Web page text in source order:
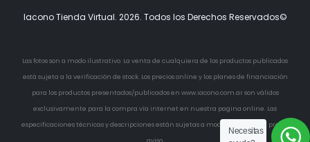
Iacono Tienda Virtual. 2026. Todos los Derechos Reservados©
Las fotos son a modo ilustrativo. La venta de cualquiera de los productos publicados
está sujeta a la verificación de stock. Los precios online y los planes de financiación
para los productos presentados/publicados en www.iacono.com.ar son válidos
exclusivamente para la compra vía internet en nuestra pagina online. Las
especificaciones técnicas y descripciones están sujetas a modificaciones sin previo
Necesitas